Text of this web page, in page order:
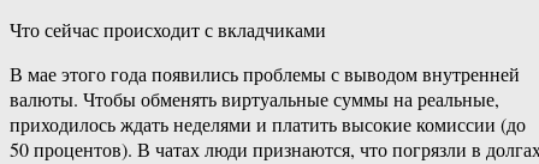
Что сейчас происходит с вкладчиками
В мае этого года появились проблемы с выводом внутренней
валюты. Чтобы обменять виртуальные суммы на реальные,
приходилось ждать неделями и платить высокие комиссии (до
50 процентов). В чатах люди признаются, что погрязли в